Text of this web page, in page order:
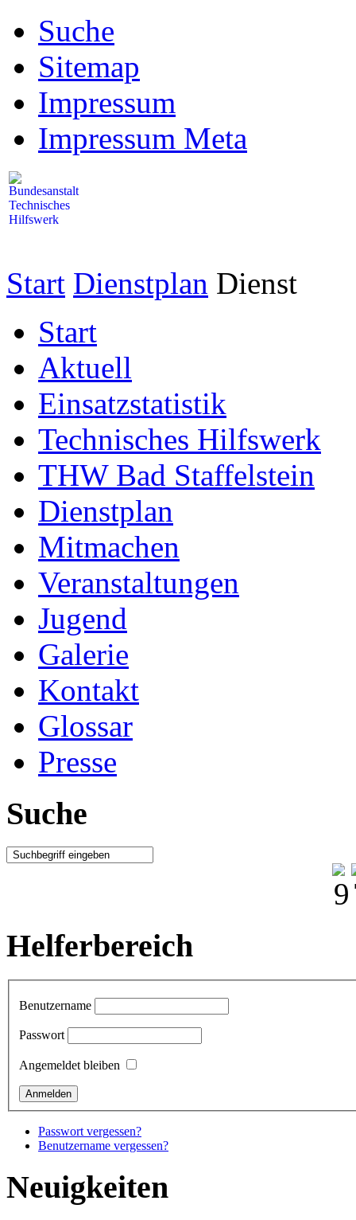
Suche
Sitemap
Impressum
Impressum Meta
Start Dienstplan Dienst
Start
Aktuell
Einsatzstatistik
Technisches Hilfswerk
THW Bad Staffelstein
Dienstplan
Mitmachen
Veranstaltungen
Jugend
Galerie
Kontakt
Glossar
Presse
Suche
Helferbereich
Benutzername
Passwort
Angemeldet bleiben
Passwort vergessen?
Benutzername vergessen?
Neuigkeiten